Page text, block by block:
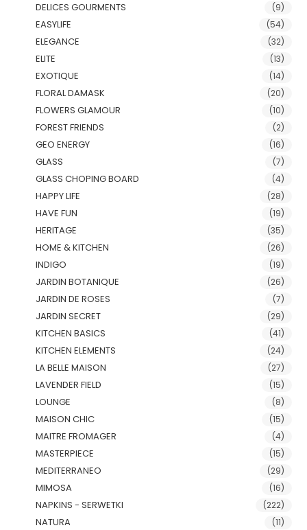
DELICES GOURMENTS (9)
EASYLIFE (54)
ELEGANCE (32)
ELITE (13)
EXOTIQUE (14)
FLORAL DAMASK (20)
FLOWERS GLAMOUR (10)
FOREST FRIENDS (2)
GEO ENERGY (16)
GLASS (7)
GLASS CHOPING BOARD (4)
HAPPY LIFE (28)
HAVE FUN (19)
HERITAGE (35)
HOME & KITCHEN (26)
INDIGO (19)
JARDIN BOTANIQUE (26)
JARDIN DE ROSES (7)
JARDIN SECRET (29)
KITCHEN BASICS (41)
KITCHEN ELEMENTS (24)
LA BELLE MAISON (27)
LAVENDER FIELD (15)
LOUNGE (8)
MAISON CHIC (15)
MAITRE FROMAGER (4)
MASTERPIECE (15)
MEDITERRANEO (29)
MIMOSA (16)
NAPKINS - SERWETKI (222)
NATURA (11)